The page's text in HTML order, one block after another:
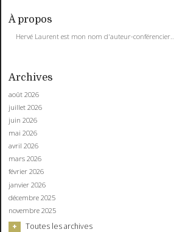
À propos
Hervé Laurent est mon nom d'auteur-conférencier....
Archives
août 2026
juillet 2026
juin 2026
mai 2026
avril 2026
mars 2026
février 2026
janvier 2026
décembre 2025
novembre 2025
Toutes les archives